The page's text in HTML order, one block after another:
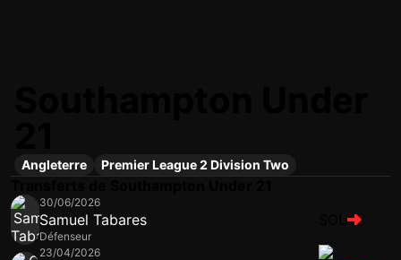
Angleterre Premier League 2 Division Two
30/06/2026
Samuel Tabares
Défenseur
SOU
23/04/2026